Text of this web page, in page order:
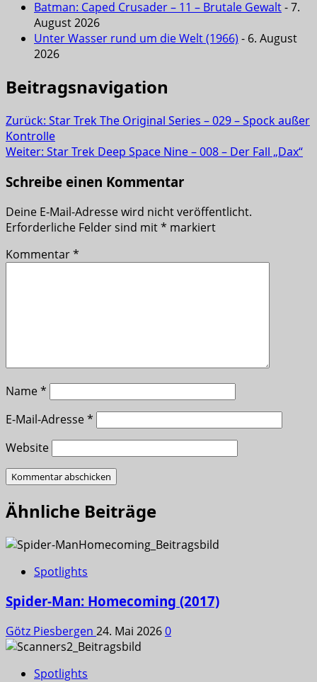
Batman: Caped Crusader – 11 – Brutale Gewalt- 7.
August 2026
Unter Wasser rund um die Welt (1966) - 6. August
2026
Beitragsnavigation
Zurück: Star Trek The Original Series – 029 – Spock außer
Kontrolle
Weiter: Star Trek Deep Space Nine – 008 – Der Fall „Dax“
Schreibe einen Kommentar
Deine E-Mail-Adresse wird nicht veröffentlicht.
Erforderliche Felder sind mit* markiert
Kommentar*
Name*
E-Mail-Adresse*
Website
Ähnliche Beiträge
Spotlights
Spider-Man: Homecoming (2017)
Götz Piesbergen 24. Mai 20260
Spotlights